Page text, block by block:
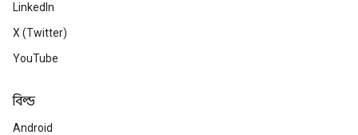
LinkedIn
X (Twitter)
YouTube
বিল্ড
Android